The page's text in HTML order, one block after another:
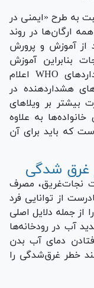
به طرح «ایمنی در
ارگان‌ها در روند
از آموزش و پرورش
بنابراین آموزش
همگانی «ایمنی در آب» مطابق استاندارد‌های WHO اعلام
هشداردهنده در
بیشتر بر ویلا‌های
به علاوه
که باید برای آن
غرق شدگی
نجات‌غریق، مصرف
از توانایی فرد
از جمله دلایل اصلی
آب در رودخانه‌ها
دمای آب بدن
خطر غرق‌شدگی را